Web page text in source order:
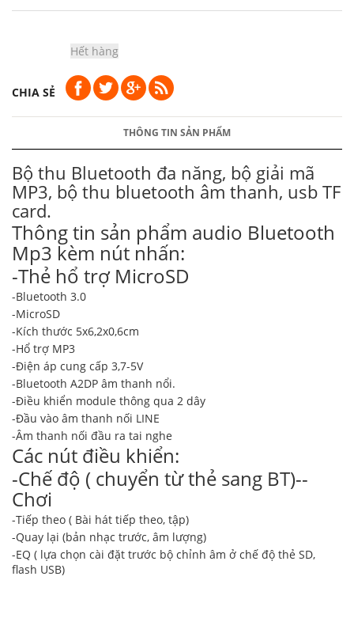
Hết hàng
CHIA SẺ
THÔNG TIN SẢN PHẨM
Bộ thu Bluetooth đa năng, bộ giải mã
MP3, bộ thu bluetooth âm thanh, usb TF
card.
Thông tin sản phẩm audio Bluetooth
Mp3 kèm nút nhấn:
-Thẻ hổ trợ MicroSD
-Bluetooth 3.0
-MicroSD
-Kích thước 5x6,2x0,6cm
-Hổ trợ MP3
-Điện áp cung cấp 3,7-5V
-Bluetooth A2DP âm thanh nổi.
-Điều khiển module thông qua 2 dây
-Đầu vào âm thanh nối LINE
-Âm thanh nối đầu ra tai nghe
Các nút điều khiển:
-Chế độ ( chuyển từ thẻ sang BT)--
Chơi
-Tiếp theo ( Bài hát tiếp theo, tập)
-Quay lại (bản nhạc trước, âm lượng)
-EQ ( lựa chọn cài đặt trước bộ chỉnh âm ở chế độ thẻ SD,
flash USB)